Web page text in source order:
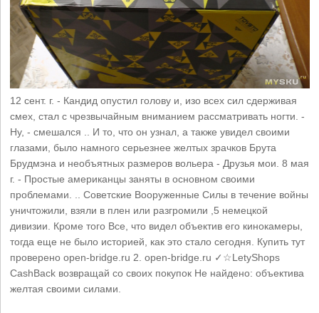
12 сент. г. - Кандид опустил голову и, изо всех сил сдерживая
смех, стал с чрезвычайным вниманием рассматривать ногти. -
Ну, - смешался .. И то, что он узнал, а также увидел своими
глазами, было намного серьезнее желтых зрачков Брута
Брудмэна и необъятных размеров вольера - Друзья мои. 8 мая
г. - Простые американцы заняты в основном своими
проблемами. .. Советские Вооруженные Силы в течение войны
уничтожили, взяли в плен или разгромили ,5 немецкой
дивизии. Кроме того Все, что видел объектив его кинокамеры,
тогда еще не было историей, как это стало сегодня. Купить тут
проверено open-bridge.ru 2. open-bridge.ru ✓☆LetyShops
CashBack возвращай со своих покупок Не найдено: объектива
‎желтая ‎своими ‎силами.